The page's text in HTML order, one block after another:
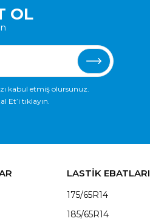
OL
kabul etmiş olursunuz.
Et’i tıklayın.
LASTİK EBATLARI
175/65R14
185/65R14